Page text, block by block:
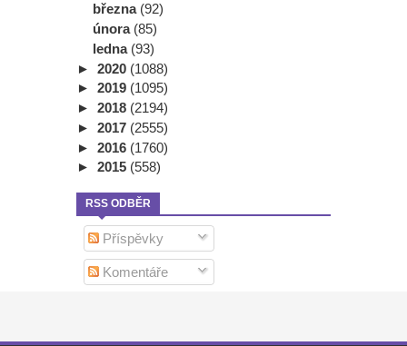
března (92)
února (85)
ledna (93)
► 2020 (1088)
► 2019 (1095)
► 2018 (2194)
► 2017 (2555)
► 2016 (1760)
► 2015 (558)
RSS ODBĚR
Příspěvky
Komentáře